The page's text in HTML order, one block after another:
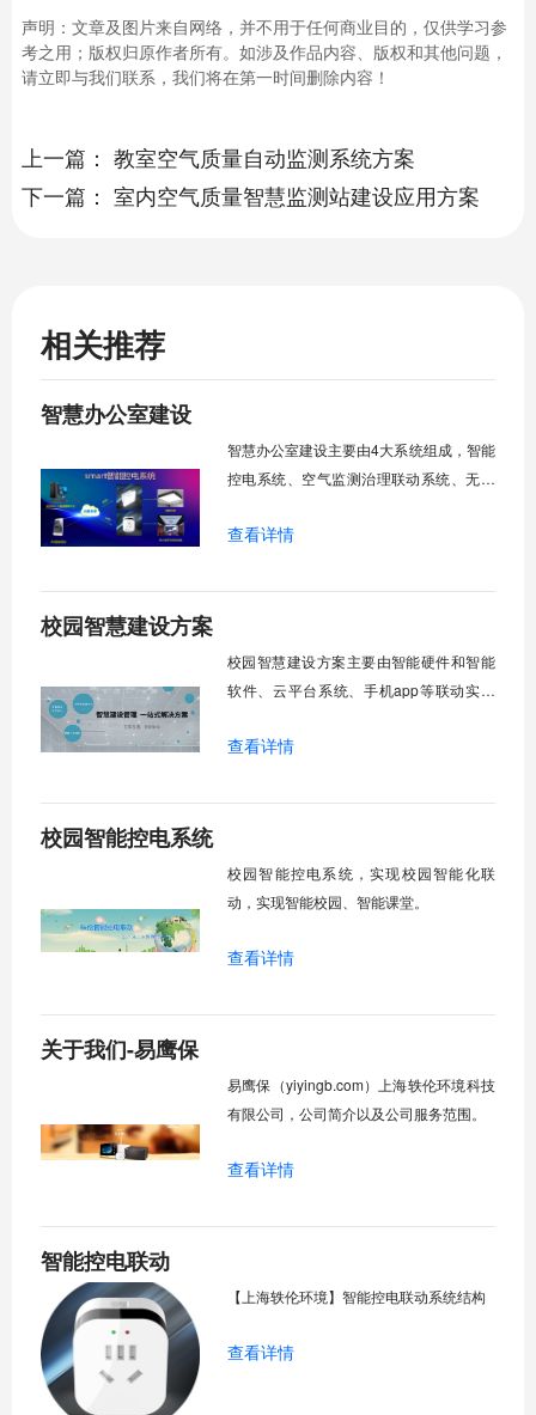
声明：文章及图片来自网络，并不用于任何商业目的，仅供学习参
考之用；版权归原作者所有。如涉及作品内容、版权和其他问题，
请立即与我们联系，我们将在第一时间删除内容！
上一篇： 教室空气质量自动监测系统方案
下一篇： 室内空气质量智慧监测站建设应用方案
相关推荐
智慧办公室建设
智慧办公室建设主要由4大系统组成，智能
控电系统、空气监测治理联动系统、无线
公室建设。
查看详情
校园智慧建设方案
校园智慧建设方案主要由智能硬件和智能
软件、云平台系统、手机app等联动实现
室建设的目的。
查看详情
校园智能控电系统
校园智能控电系统，实现校园智能化联
动，实现智能校园、智能课堂。
查看详情
关于我们-易鹰保
易鹰保（yiyingb.com）上海轶伦环境科技
有限公司，公司简介以及公司服务范围。
查看详情
智能控电联动
【上海轶伦环境】智能控电联动系统结构
查看详情